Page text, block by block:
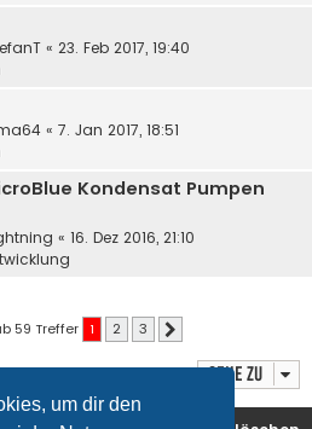
um dir den
« 23. Feb 2017, 19:40
« 7. Jan 2017, 18:51
Kondensat Pumpen
« 16. Dez 2016, 21:10
59 Treffer 1 2 3
Gehe zu